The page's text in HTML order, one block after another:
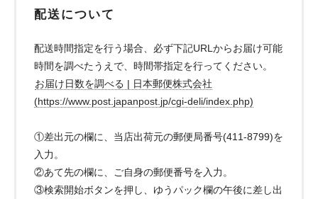
配送について
配送時間指定を行う場合、必ず下記URLからお届け可能
時間を調べたうえで、時間帯指定を行ってください。
お届け日数を調べる | 日本郵便株式会社
(https://www.post.japanpost.jp/cgi-deli/index.php)
①差出元の欄に、当店出荷元の郵便局番号(411-8799)を
入力。
②あて先の欄に、ご自身の郵便番号を入力。
③検索開始ボタンを押し、ゆうパック欄の午後に差し出